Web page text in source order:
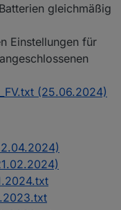
{
+
und gespeichert:"
der IDs.
gleichmäßig
Einstellungen für
(25.06.2024)